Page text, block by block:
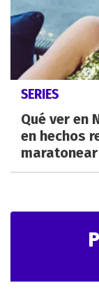
SERIES
Qué ver en
en hechos
maratonear